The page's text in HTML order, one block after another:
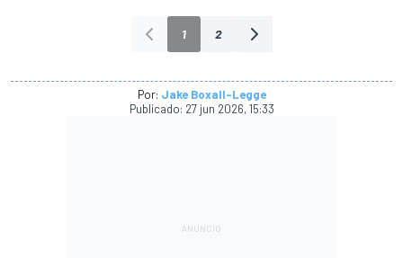
1 2
Por: Jake Boxall-Legge
Publicado: 27 jun 2026, 15:33